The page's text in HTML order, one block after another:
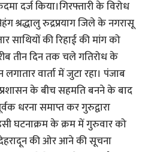
दर्ज किया।गिरफ्तारी के विरोध
श्रद्धालु रुद्रप्रयाग जिले के नगरासू
साथियों की रिहाई की मांग को
तीन दिन तक चले गतिरोध के
वार्ता में जुटा रहा। पंजाब
के बीच सहमति बनने के बाद
धरना समाप्त कर गुरुद्वारा
घटनाक्रम के क्रम में गुरुवार को
की ओर आने की सूचना